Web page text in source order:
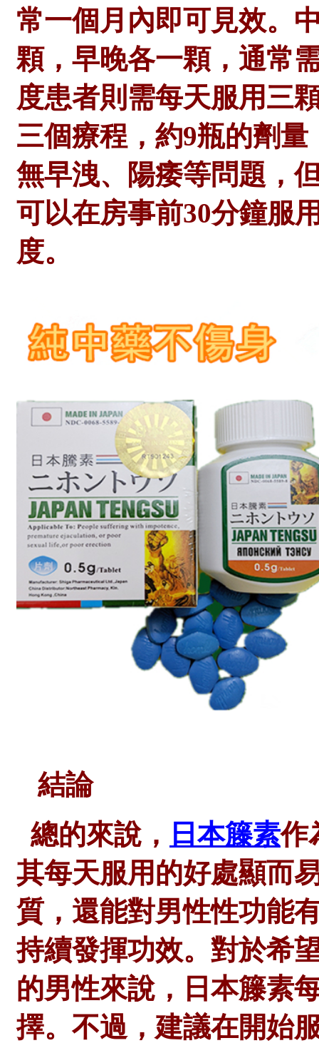
常一個月內即可見效。
顆，早晚各一顆，通常
度患者則需每天服用三
三個療程，約9瓶的劑
無早洩、陽痿等問題，
可以在房事前30分鐘服
度。
結論
總的來說， 日本籐素作
其每天服用的好處顯而
質，還能對男性性功能
持續發揮功效。對於希
的男性來說，日本籐素
擇。不過，建議在開始